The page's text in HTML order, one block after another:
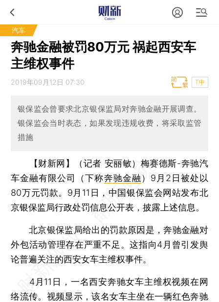
汽车
奔驰金融被罚80万元 祸起西安车
主维权事件
2019年09月12日 07:30 T中
银保监会曾要求北京银保监局对奔驰金融开展调查。
银保监会当时表态，如果发现违规收费，将采取监管
措施
【财新网】（记者 安丽敏） 梅赛德斯-奔驰汽
车金融有限公司（下称奔驰金融 ）9月2日被处以
80万元罚款。9月11日，中国银保监会网站发布北
京银保监局行政处罚信息公开表，披露上述信息。
北京银保监局给出的罚款原因是，奔驰金融对
外包活动管理存在严重不足。这指向4月曾引发舆
论普遍关注的西安女车主维权事件。
4月11日，一名西安奔驰女车主维权视频在网
络流传。视频显示，该名女车主坐在一辆红色奔驰